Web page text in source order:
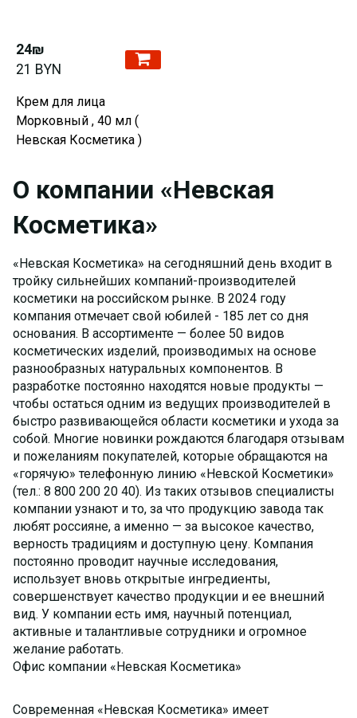
24₪
21 BYN
Крем для лица
Морковный , 40 мл (
Невская Косметика )
О компании «Невская
Косметика»
«Невская Косметика» на сегодняшний день входит в
тройку сильнейших компаний-производителей
косметики на российском рынке. В 2024 году
компания отмечает свой юбилей - 185 лет со дня
основания. В ассортименте — более 50 видов
косметических изделий, производимых на основе
разнообразных натуральных компонентов. В
разработке постоянно находятся новые продукты —
чтобы остаться одним из ведущих производителей в
быстро развивающейся области косметики и ухода за
собой. Многие новинки рождаются благодаря отзывам
и пожеланиям покупателей, которые обращаются на
«горячую» телефонную линию «Невской Косметики»
(тел.: 8 800 200 20 40). Из таких отзывов специалисты
компании узнают и то, за что продукцию завода так
любят россияне, а именно — за высокое качество,
верность традициям и доступную цену. Компания
постоянно проводит научные исследования,
использует вновь открытые ингредиенты,
совершенствует качество продукции и ее внешний
вид. У компании есть имя, научный потенциал,
активные и талантливые сотрудники и огромное
желание работать.
Офис компании «Невская Косметика»
Современная «Невская Косметика» имеет